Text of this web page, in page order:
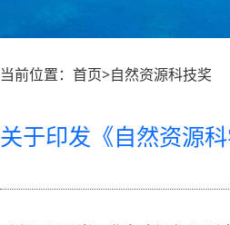
当前位置：首页>自然资源科技奖
关于印发《自然资源